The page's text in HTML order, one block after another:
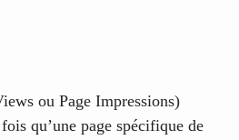
ou Page Impressions)
qu’une page spécifique de